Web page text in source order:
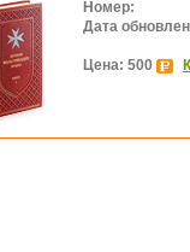
Номер:
Дата
Цена: 500